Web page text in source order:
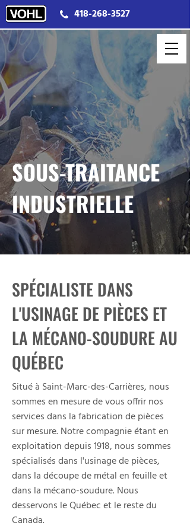
418-268-3527
SOUS-TRAITANCE
INDUSTRIELLE
SPÉCIALISTE DANS
L'USINAGE DE PIÈCES ET
LA MÉCANO-SOUDURE AU
QUÉBEC
Situé à Saint-Marc-des-Carrières, nous
sommes en mesure de vous offrir nos
services dans la fabrication de pièces
sur mesure. Notre compagnie étant en
exploitation depuis 1918, nous sommes
spécialisés dans l'usinage de pièces,
dans la découpe de métal en feuille et
dans la mécano-soudure. Nous
desservons le Québec et le reste du
Canada.